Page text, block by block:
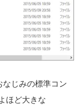
じみの標準コン
ほど大きな